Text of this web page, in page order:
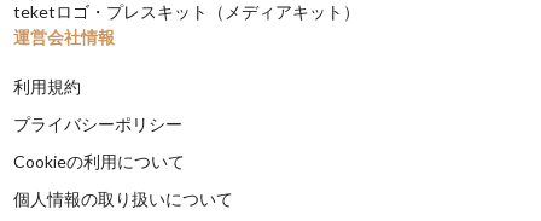
teketロゴ・プレスキット（メディアキット）
運営会社情報
利用規約
プライバシーポリシー
Cookieの利用について
個人情報の取り扱いについて